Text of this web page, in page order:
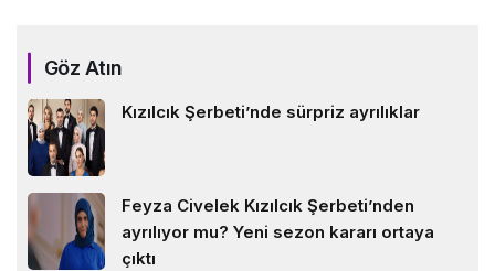
Göz Atın
Kızılcık Şerbeti’nde sürpriz ayrılıklar
Feyza Civelek Kızılcık Şerbeti’nden
ayrılıyor mu? Yeni sezon kararı ortaya
çıktı